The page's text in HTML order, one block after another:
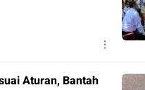
Aturan, Bantah